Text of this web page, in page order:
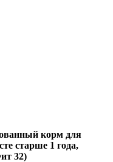
корм для
старше 1 года,
32)